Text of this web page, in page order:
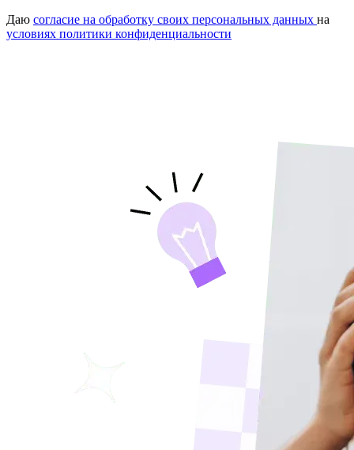
Даю согласие на обработку своих персональных данных на
условиях политики конфиденциальности